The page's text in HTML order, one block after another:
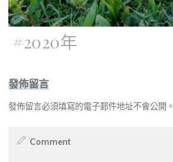
#2020年
發佈留言
發佈留言必須填寫的電子郵件地址不會公開。